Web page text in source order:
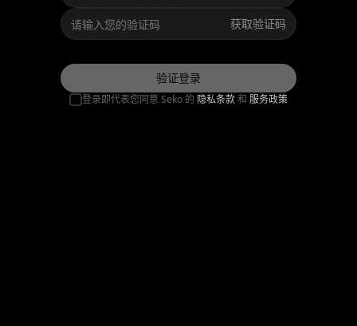
获取验证码
验证登录
登录即代表您同意 Seko 的 隐私条款和 服务政策